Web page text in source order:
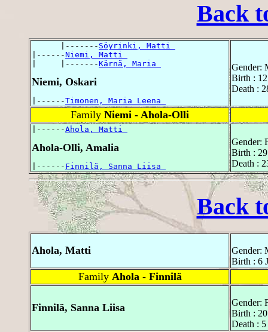
Back
      |-------
Söyrinki, Matti
|------Niemi, Matti
|     |-------Kärnä, Maria
Niemi, Oskari
|------Timonen, Maria Leena
Gender:
Birth :
Death :
Family Niemi - Ahola-Olli
|------Ahola, Matti
Ahola-Olli, Amalia
|------ Finnilä, Sanna Liisa
Gender:
Birth :
Death :
Back
Ahola, Matti
Gender:
Birth : 6
Family Ahola - Finnilä
Finnilä, Sanna Liisa
Gender:
Birth :
Death :